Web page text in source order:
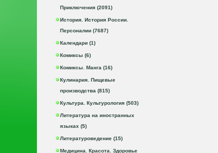
Приключения (2091)
История. История России.
Персоналии (7687)
Календари (1)
Комиксы (6)
Комиксы. Манга (16)
Кулинария. Пищевые
производства (815)
Культура. Культурология (503)
Литература на иностранных
языках (5)
Литературоведение (15)
Медицина. Красота. Здоровье